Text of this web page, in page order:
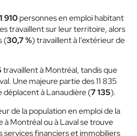
910personnes en emploi habitant
travaillent sur leur territoire, alors
(30,7 %) travaillent à l’extérieur de
travaillent à Montréal, tandis que
Une majeure partie des 11 835
déplacent à Lanaudière (7 135).
de la population en emploi de la
à Montréal ou à Laval se trouve
services financiers et immobiliers